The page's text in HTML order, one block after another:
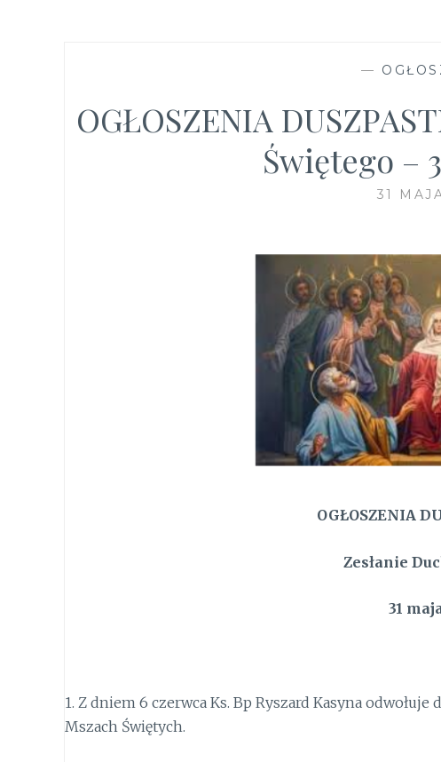
—
OGŁOSZENIA
Świętego –
31
OGŁOSZENIA
Zesłanie
31
1. Z dniem 6 czerwca Ks. Bp Ryszard Kasyna
Mszach Świętych.